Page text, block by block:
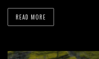
READ MORE